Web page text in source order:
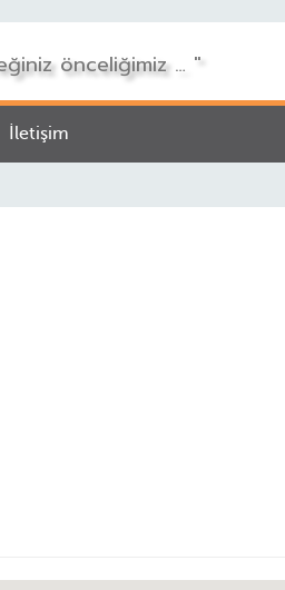
önceliğimiz … "
İletişim